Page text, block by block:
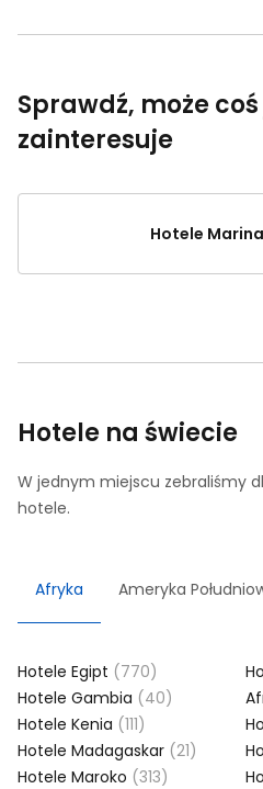
Sprawdź, może
zainteresuje
Hotele
Hotele na świecie
W jednym miejscu zebraliśmy
hotele.
Afryka Ameryka
Hotele Egipt (770)
Hotele Gambia (40)
Hotele Kenia (111)
Hotele Madagaskar (21)
Hotele Maroko (313)